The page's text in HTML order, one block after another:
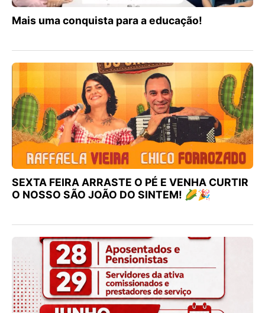
Mais uma conquista para a educação!
SEXTA FEIRA ARRASTE O PÉ E VENHA CURTIR
O NOSSO SÃO JOÃO DO SINTEM! 🌽🎉